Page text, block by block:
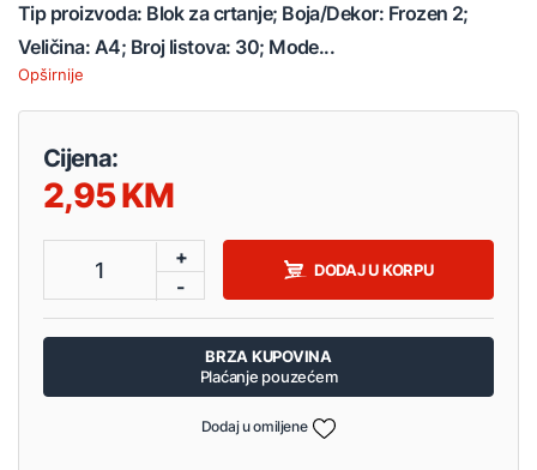
Tip proizvoda: Blok za crtanje; Boja/Dekor: Frozen 2;
Veličina: A4; Broj listova: 30; Mode...
Opširnije
Cijena:
2,95
1
+
-
DODAJ U KORPU
BRZA KUPOVINA
Plaćanje pouzećem
Dodaj u omiljene